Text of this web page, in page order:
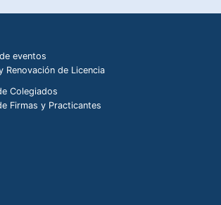
eventos
Renovación de Licencia
Colegiados
Firmas y Practicantes